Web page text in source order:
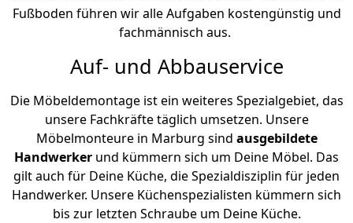
Fußboden führen wir alle Aufgaben kostengünstig und
fachmännisch aus.
Auf- und Abbauservice
Die Möbeldemontage ist ein weiteres Spezialgebiet, das
unsere Fachkräfte täglich umsetzen. Unsere
Möbelmonteure in Marburg sind ausgebildete
Handwerker und kümmern sich um Deine Möbel. Das
gilt auch für Deine Küche, die Spezialdisziplin für jeden
Handwerker. Unsere Küchenspezialisten kümmern sich
bis zur letzten Schraube um Deine Küche.